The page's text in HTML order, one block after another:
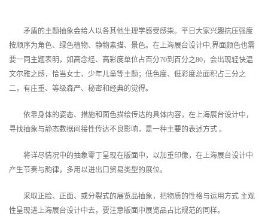
矛盾的主题抽象会给人以各其他生理学感受感柒。平日大家兴趣抗压强度
按顺序为角色、绿色植物、静物素描、景色。在上海展台设计中,界面颜色也需
要一同主题表明，如高念经、高彩度单位占百分70到百分之80，会出现轻快温
文尔雅之感，恰当女士、少年儿童等主题；低色度、低彩度总面积占三分之
二，有庄重、等级森严、秘密和经典的觉得。
依靠身体的姿态、措施和面色描绘传达的具体内容，在上海展台设计中，
寻找抽象与静态数据间接性传达不良影响，是一种主要的表述方式 。
将详尽情况中的抽象零丁呈现在版面中，以加重印像，在上海展台设计中
产生节奏与韵律，多用以进出口贸易类型的展位。
采取正脸、正面、或分裂式的展览品抽象，把物质的性格与运用方式 主观
性呈现进上海展台设计中去，要注意版面中展览品占比规范的同样。